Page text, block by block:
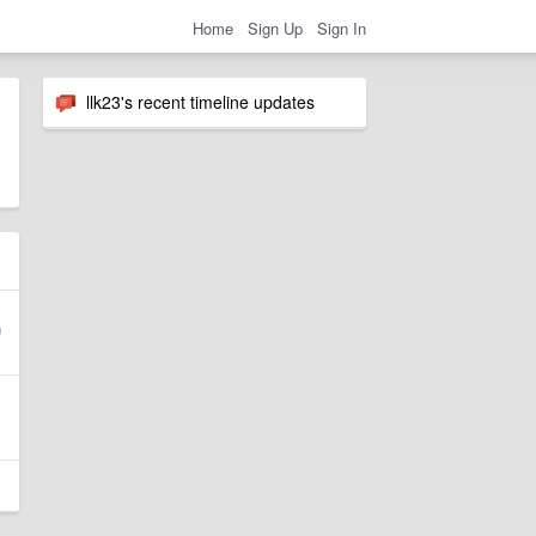
Home Sign Up Sign In
llk23's recent timeline updates